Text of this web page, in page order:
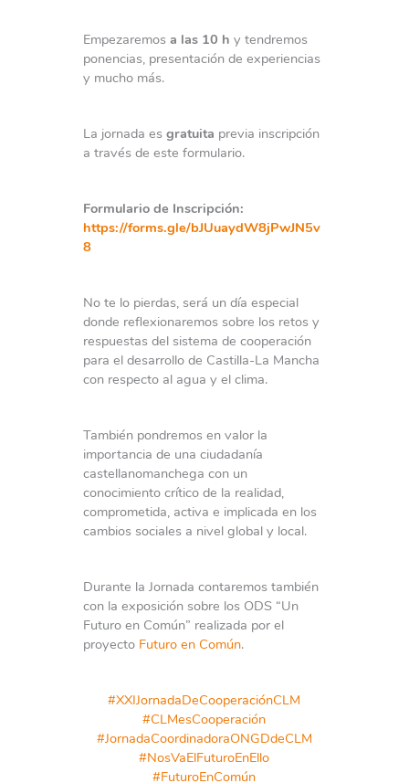
Empezaremos a las 10 h y tendremos
ponencias, presentación de experiencias
y mucho más.
La jornada es gratuita previa inscripción
a través de este formulario.
Formulario de Inscripción:
https://forms.gle/bJUuaydW8jPwJN5v
8
No te lo pierdas, será un día especial
donde reflexionaremos sobre los retos y
respuestas del sistema de cooperación
para el desarrollo de Castilla-La Mancha
con respecto al agua y el clima.
También pondremos en valor la
importancia de una ciudadanía
castellanomanchega con un
conocimiento crítico de la realidad,
comprometida, activa e implicada en los
cambios sociales a nivel global y local.
Durante la Jornada contaremos también
con la exposición sobre los ODS “Un
Futuro en Común” realizada por el
proyecto Futuro en Común.
#XXIJornadaDeCooperaciónCLM
#CLMesCooperación
#JornadaCoordinadoraONGDdeCLM
#NosVaElFuturoEnEllo
#FuturoEnComún